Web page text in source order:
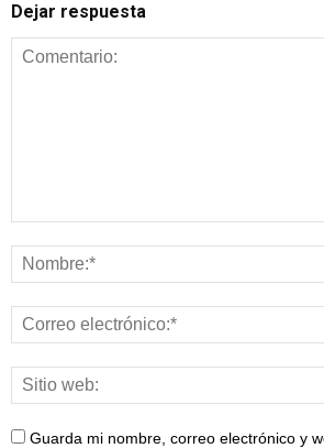
Dejar respuesta
Guarda mi nombre, correo electrónico y